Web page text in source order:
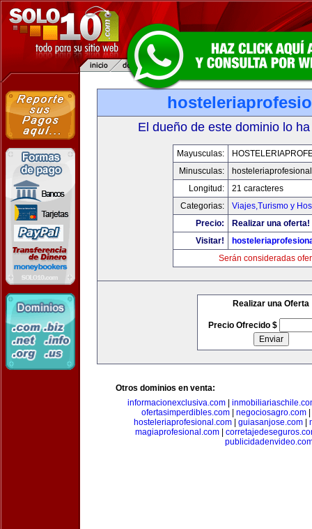
El dueño de este dominio lo
Mayusculas:
Minusculas:
Longitud:
21 caracteres
Categorias:
Viajes,Turismo y
Precio:
Realizar una oferta!
Visitar!
Serán consideradas
Realizar una Oferta
Precio Ofrecido $
Otros dominios en venta:
informacionexclusiva.com|
ofertasimperdibles.com
negociosagro.com
hosteleriaprofesional.com| guiasanjose.com|
magiaprofesional.com